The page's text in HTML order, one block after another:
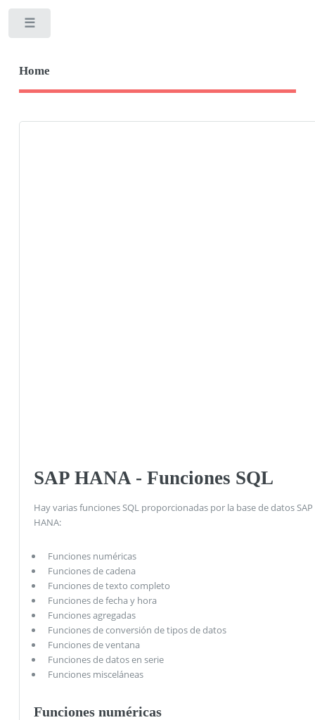
Home
SAP HANA - Funciones SQL
Hay varias funciones SQL proporcionadas por la base de datos SAP
HANA:
Funciones numéricas
Funciones de cadena
Funciones de texto completo
Funciones de fecha y hora
Funciones agregadas
Funciones de conversión de tipos de datos
Funciones de ventana
Funciones de datos en serie
Funciones misceláneas
Funciones numéricas